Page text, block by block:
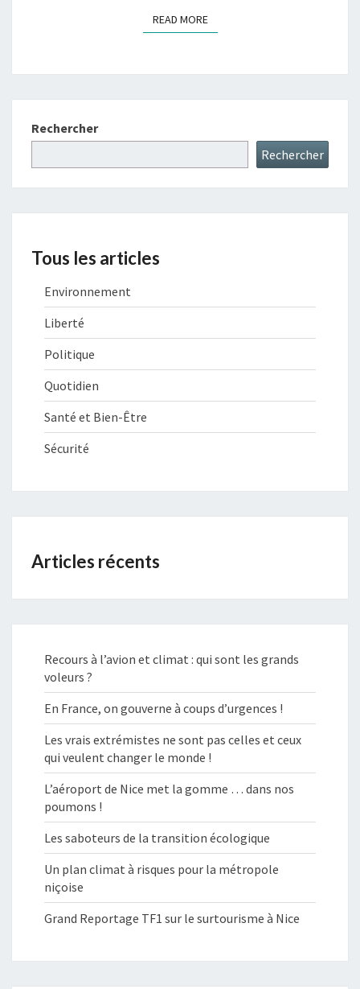
READ MOREREAD MORE
Rechercher
Rechercher
Tous les articles
Environnement
Liberté
Politique
Quotidien
Santé et Bien-Être
Sécurité
Articles récents
Recours à l’avion et climat : qui sont les grands
voleurs ?
En France, on gouverne à coups d’urgences !
Les vrais extrémistes ne sont pas celles et ceux
qui veulent changer le monde !
L’aéroport de Nice met la gomme … dans nos
poumons !
Les saboteurs de la transition écologique
Un plan climat à risques pour la métropole
niçoise
Grand Reportage TF1 sur le surtourisme à Nice